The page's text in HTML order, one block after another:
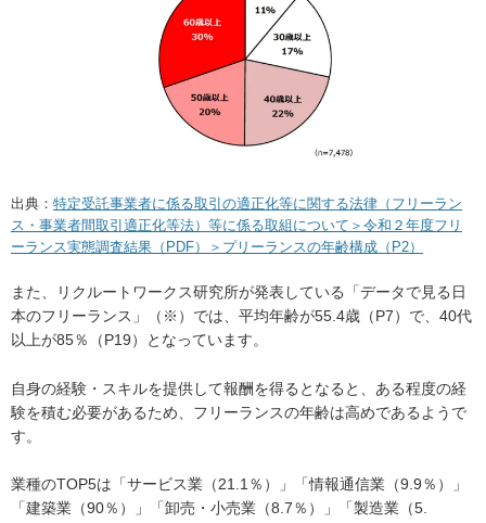
出典： 特定受託事業者に係る取引の適正化等に関する法律（フリーラン
ス・事業者間取引適正化等法）等に係る取組について＞令和２年度フリ
ーランス実態調査結果（PDF）＞プリーランスの年齢構成（P2）
また、リクルートワークス研究所が発表している「データで見る日
本のフリーランス」（※）では、平均年齢が55.4歳（P7）で、40代
以上が85％（P19）となっています。
自身の経験・スキルを提供して報酬を得るとなると、ある程度の経
験を積む必要があるため、フリーランスの年齢は高めであるようで
す。
業種のTOP5は「サービス業（21.1％）」「情報通信業（9.9％）」
「建築業（90％）」「卸売・小売業（8.7％）」「製造業（5.